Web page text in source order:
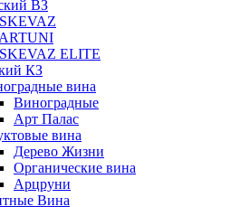
ВЗ
ELITE
КЗ
вина
Виноградные
Арт Палас
вина
Дерево Жизни
Органические вина
Арцруни
Вина